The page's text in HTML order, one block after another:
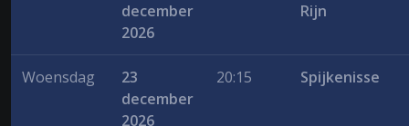
december
2026
Rijn
Woensdag
23
december
2026
20:15 Spijkenisse